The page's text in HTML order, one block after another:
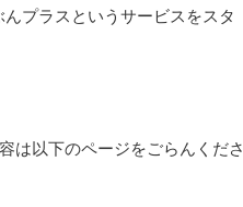
プラスというサービスをスタ
は以下のページをごらんくださ